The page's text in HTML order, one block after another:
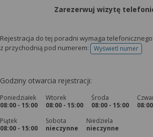
Zarezerwuj wizytę
Rejestracja do tej poradni wymaga
z przychodnią pod numerem:
Wyświetl numer
telefonu do
Godziny otwarcia rejestracji:
Poniedziałek
08:00 - 15:00
Wtorek
08:00 - 15:00
Środa
08:00 - 15:00
Piątek
08:00 - 15:00
Sobota
nieczynne
Niedziela
nieczynne